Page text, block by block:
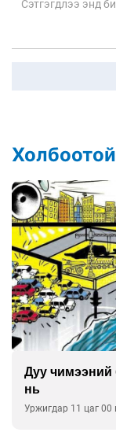
Дуу чимээний
нь
Уржигдар 11 цаг 00